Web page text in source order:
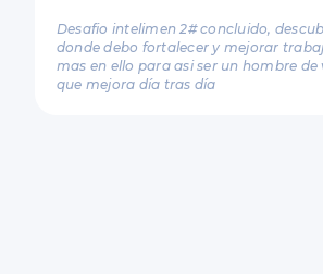
Desafio intelimen 2# concluido,
donde debo fortalecer y mejorar
mas en ello para asi ser un hombre de
que mejora día tras día